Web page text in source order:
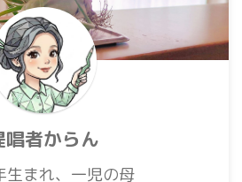
唱者からん
生まれ、一児の母